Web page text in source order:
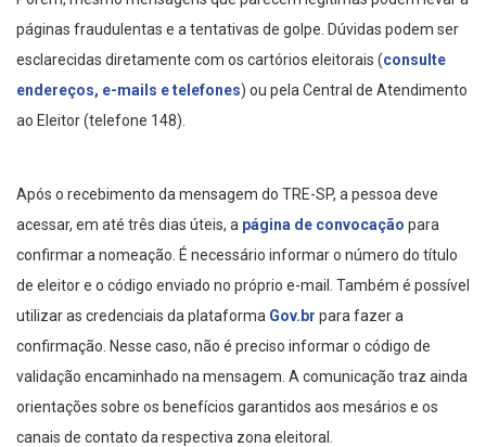
páginas fraudulentas e a tentativas de golpe. Dúvidas podem ser
esclarecidas diretamente com os cartórios eleitorais (consulte
endereços, e-mails e telefones) ou pela Central de Atendimento
ao Eleitor (telefone 148).
Após o recebimento da mensagem do TRE-SP, a pessoa deve
acessar, em até três dias úteis, a página de convocação para
confirmar a nomeação. É necessário informar o número do título
de eleitor e o código enviado no próprio e-mail. Também é possível
utilizar as credenciais da plataforma Gov.br para fazer a
confirmação. Nesse caso, não é preciso informar o código de
validação encaminhado na mensagem. A comunicação traz ainda
orientações sobre os benefícios garantidos aos mesários e os
canais de contato da respectiva zona eleitoral.